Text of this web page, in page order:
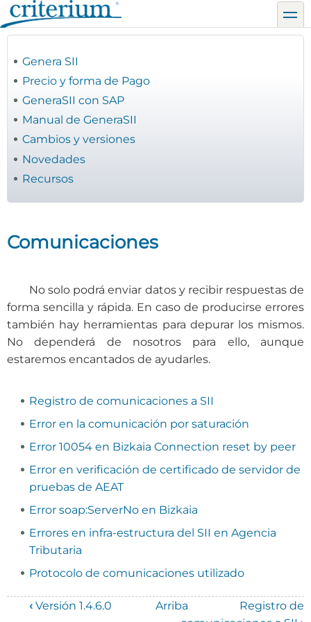
Pasar
al
principal
Genera SII
Precio y forma de Pago
GeneraSII con SAP
Manual de GeneraSII
Cambios y versiones
Novedades
Recursos
Comunicaciones
No solo podrá enviar datos y recibir respuestas de
forma sencilla y rápida. En caso de producirse errores
también hay herramientas para depurar los mismos.
No dependerá de nosotros para ello, aunque
estaremos encantados de ayudarles.
Registro de comunicaciones a SII
Error en la comunicación por saturación
Error 10054 en Bizkaia Connection reset by peer
Error en verificación de certificado de servidor de
pruebas de AEAT
Error soap:ServerNo en Bizkaia
Errores en infra-estructura del SII en Agencia
Tributaria
Protocolo de comunicaciones utilizado
‹ Versión 1.4.6.0 Arriba
Registro de